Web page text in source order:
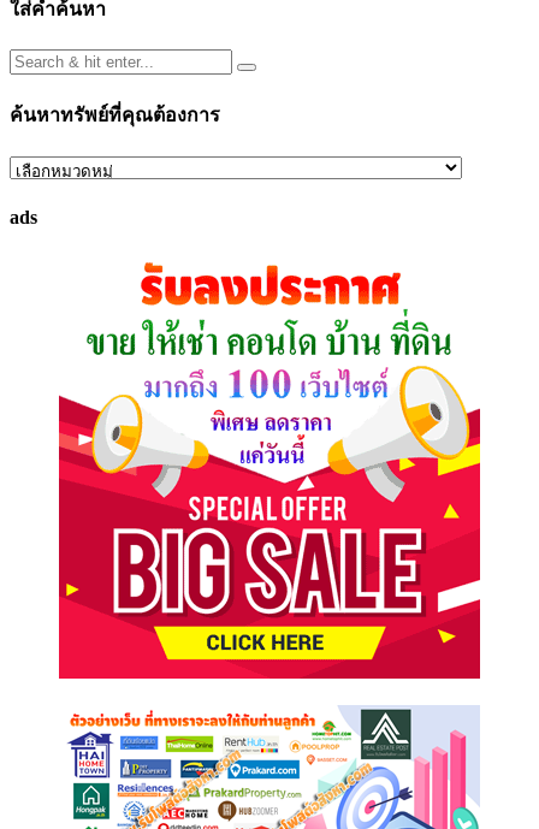
ใส่คำค้นหา
ค้นหาทรัพย์ที่คุณต้องการ
ค้นหา
ที่
ads